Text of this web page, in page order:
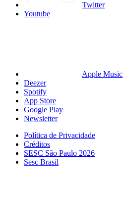
Twitter
Youtube
Apple Music
Deezer
Spotify
App Store
Google Play
Newsletter
Política de Privacidade
Créditos
SESC São Paulo 2026
Sesc Brasil